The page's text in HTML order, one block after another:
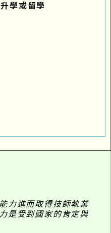
升學或留學
力進而取得技師執業
是受到國家的肯定與